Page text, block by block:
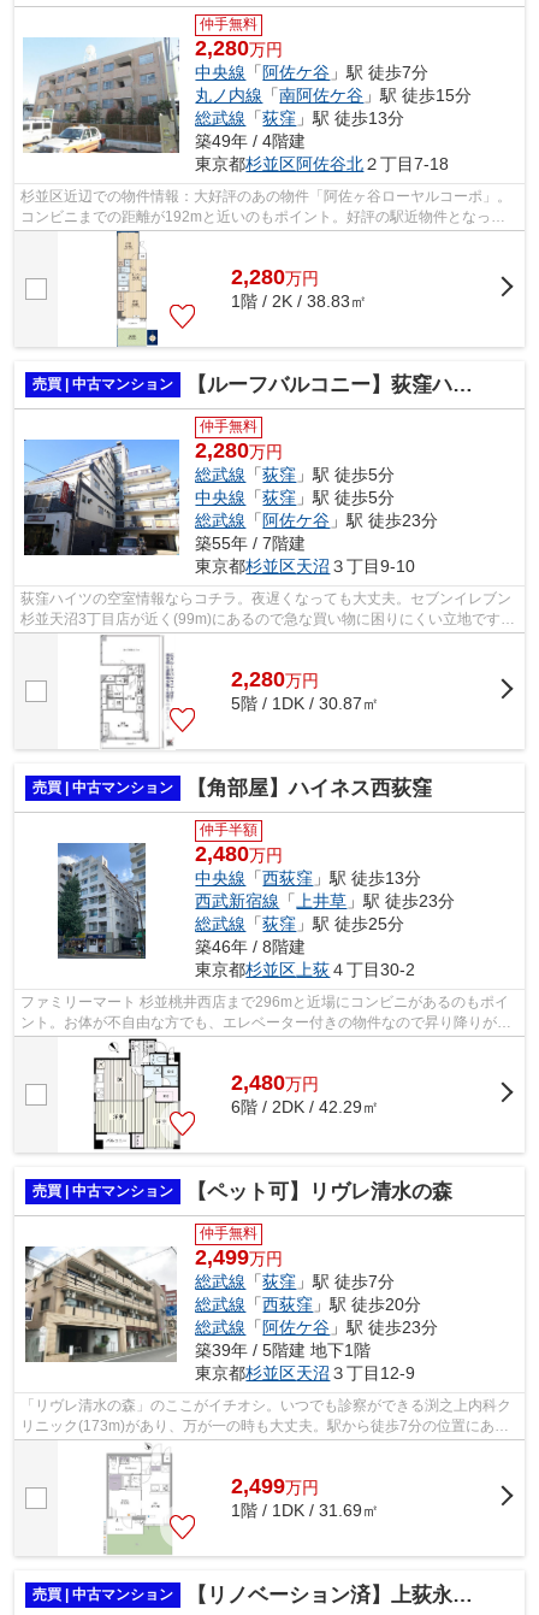
仲手無料
2,280万円
中央線 「阿佐ケ谷 」駅 徒歩7分
丸ノ内線 「南阿佐ケ谷 」駅 徒歩15分
総武線 「荻窪 」駅 徒歩13分
築49年 / 4階建
東京都杉並区阿佐谷北２丁目7-18
杉並区近辺での物件情報：大好評のあの物件「阿佐ヶ谷ローヤルコーポ」。
コンビニまでの距離が192mと近いのもポイント。好評の駅近物件となって
おり、駅より徒歩7分に立地しています。...
2,280万円
1階 / 2K / 38.83㎡
売買 | 中古マンション 【ルーフバルコニー】荻窪ハイツ 5階部分
仲手無料
2,280万円
総武線 「荻窪 」駅 徒歩5分
中央線 「荻窪 」駅 徒歩5分
総武線 「 阿佐ケ谷 」駅 徒歩23分
築55年 / 7階建
東京都杉並区天沼 ３丁目9-10
荻窪ハイツの空室情報ならコチラ。夜遅くなっても大丈夫。セブンイレブン
杉並天沼3丁目店が近く(99m)にあるので急な買い物に困りにくい立地です。
高ニーズな駅近の物件となっており、...
2,280万円
5階 / 1DK / 30.87㎡
売買 | 中古マンション 【角部屋】ハイネス西荻窪
仲手半額
2,480万円
中央線 「西荻窪 」駅 徒歩13分
西武新宿線 「 上井草 」駅 徒歩23分
総武線 「荻窪 」駅 徒歩25分
築46年 / 8階建
東京都杉並区 上荻４丁目30-2
ファミリーマート 杉並桃井西店まで296mと近場にコンビニがあるのもポイ
ント。お体が不自由な方でも、エレベーター付きの物件なので昇り降りが安
心です。駅から少し離れた、駅徒歩13分...
2,480万円
6階 / 2DK / 42.29㎡
売買 | 中古マンション 【ペット可】リヴレ清水の森
仲手無料
2,499万円
総武線 「荻窪 」駅 徒歩7分
総武線 「西荻窪 」駅 徒歩20分
総武線 「 阿佐ケ谷 」駅 徒歩23分
築39年 / 5階建 地下1階
東京都杉並区天沼 ３丁目12-9
「リヴレ清水の森」のここがイチオシ。いつでも診察ができる渕之上内科ク
リニック(173m)があり、万が一の時も大丈夫。駅から徒歩7分の位置にある
物件なので、電車の利用も快適です。オ...
2,499万円
1階 / 1DK / 31.69㎡
売買 | 中古マンション 【リノベーション済】上荻永谷マンション